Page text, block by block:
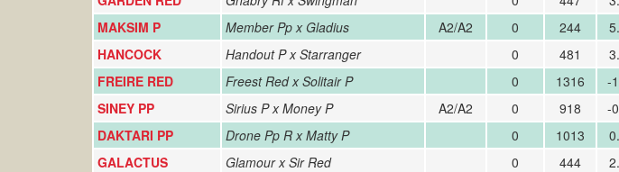
MAKSIM P
Member Pp x Gladius A2/A2 0 244
HANCOCK
Handout P x Starranger 0 481
FREIRE RED
Freest Red x Solitair P 0 1316 -
SINEY PP
Sirius P x Money P A2/A2 0 918 -
DAKTARI PP
Drone Pp R x Matty P 0 1013
GALACTUS
Glamour x Sir Red 0 444